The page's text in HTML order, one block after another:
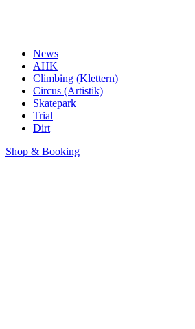
News
AHK
Climbing (Klettern)
Circus (Artistik)
Skatepark
Trial
Dirt
Shop & Booking